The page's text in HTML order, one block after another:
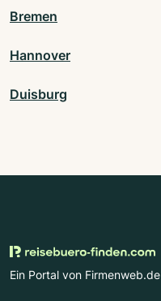
Bremen
Hannover
Duisburg
Ein Portal von Firmenweb.de